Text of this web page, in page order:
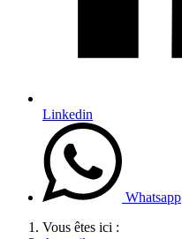
Linkedin
Whatsapp
Vous êtes ici :